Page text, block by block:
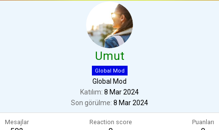
Umut
Global Mod
Global Mod
Katılım 8 Mar 2024
Son görülme 8 Mar 2024
Mesajlar Reaction score Puanları